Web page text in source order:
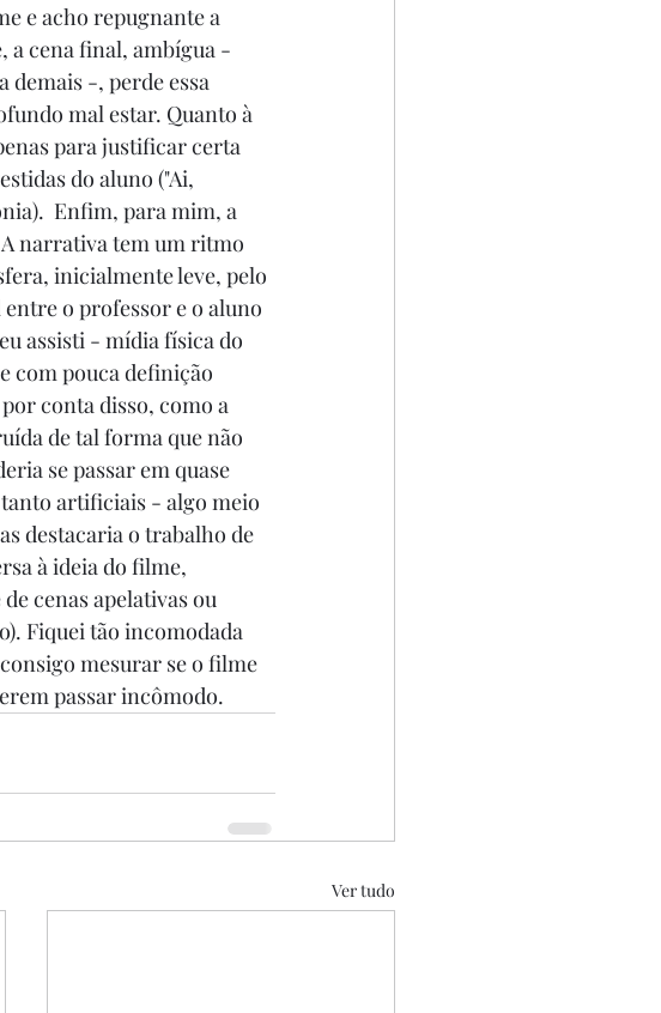
e acho repugnante a
a cena final, ambígua -
-, perde essa
mal estar. Quanto à
para justificar certa
do aluno ("Ai,
Enfim, para mim, a
A narrativa tem um ritmo
inicialmente leve, pelo
entre o professor e o aluno
assisti - mídia física do
com pouca definição
conta disso, como a
de tal forma que não
se passar em quase
tanto artificiais - algo meio
destacaria o trabalho de
à ideia do filme,
cenas apelativas ou
Fiquei tão incomodada
mesurar se o filme
passar incômodo.
Ver tudo